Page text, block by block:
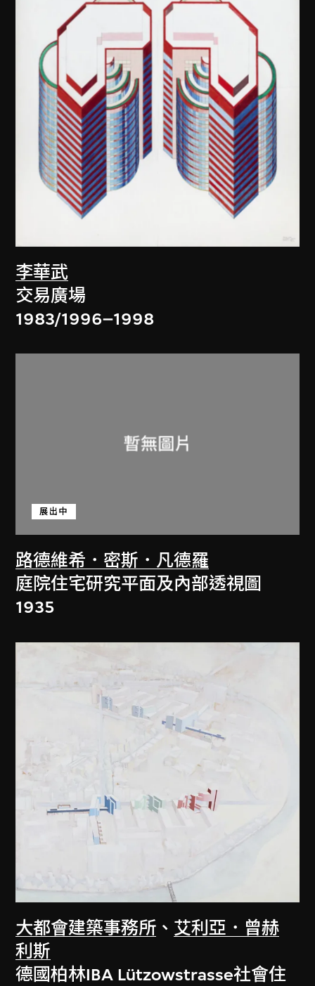
李華武
交易廣場
1983/1996–1998
路德維希．密斯．凡德羅
展出中
庭院住宅研究平面及內部透視圖
1935
大都會建築事務所 、 艾利亞．曾赫
利斯
德國柏林IBA Lützowstrasse社會住